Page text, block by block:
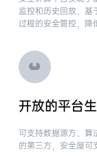
监控和历史回放、基
过程的安全管控，降
开放的平台
可支持数据源方、算
的第三方，安全屋可